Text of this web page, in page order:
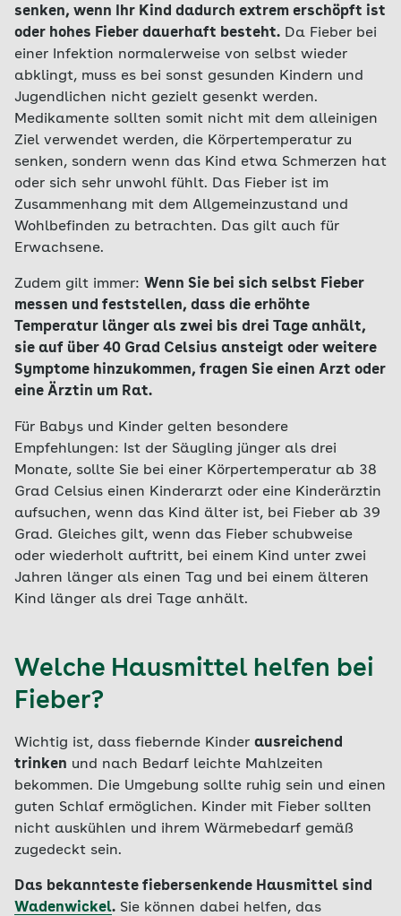
kommt, dass bei Säuglingen der Gehörgang sehr
eng ist. Grundsätzlich sollte man deshalb bei
Verdacht auf Fieber (zum Beispiel bei heißer
Stirn) trotz normaler Temperatur in der Messung
mit dem Ohrthermometer noch einmal eine
andere Methode nutzen, um die Temperatur zu
bestimmen.
tatsächlich erhöht ist. In einer Studie betrug der
Unterschied sogar bis zu zwei Grad Celsius. Wie
beim Ohrthermometer gilt deshalb: Es ist
ratsam, noch einmal eine andere Methode
anzuwenden.
senken, wenn Ihr Kind dadurch extrem erschöpft ist
oder hohes Fieber dauerhaft besteht. Da Fieber bei
einer Infektion normalerweise von selbst wieder
abklingt, muss es bei sonst gesunden Kindern und
Jugendlichen nicht gezielt gesenkt werden.
Medikamente sollten somit nicht mit dem alleinigen
Ziel verwendet werden, die Körpertemperatur zu
senken, sondern wenn das Kind etwa Schmerzen hat
oder sich sehr unwohl fühlt. Das Fieber ist im
Zusammenhang mit dem Allgemeinzustand und
Wohlbefinden zu betrachten. Das gilt auch für
Erwachsene.
Zudem gilt immer: Wenn Sie bei sich selbst Fieber
messen und feststellen, dass die erhöhte
Temperatur länger als zwei bis drei Tage anhält,
sie auf über 40 Grad Celsius ansteigt oder weitere
Symptome hinzukommen, fragen Sie einen Arzt oder
eine Ärztin um Rat.
Für Babys und Kinder gelten besondere
Empfehlungen: Ist der Säugling jünger als drei
Monate, sollte Sie bei einer Körpertemperatur ab 38
Grad Celsius einen Kinderarzt oder eine Kinderärztin
aufsuchen, wenn das Kind älter ist, bei Fieber ab 39
Grad. Gleiches gilt, wenn das Fieber schubweise
oder wiederholt auftritt, bei einem Kind unter zwei
Jahren länger als einen Tag und bei einem älteren
Kind länger als drei Tage anhält.
Welche Hausmittel helfen bei
Fieber?
Wichtig ist, dass fiebernde Kinder ausreichend
trinken und nach Bedarf leichte Mahlzeiten
bekommen. Die Umgebung sollte ruhig sein und einen
guten Schlaf ermöglichen. Kinder mit Fieber sollten
nicht auskühlen und ihrem Wärmebedarf gemäß
zugedeckt sein.
Das bekannteste fiebersenkende Hausmittel sind
Wadenwickel. Sie können dabei helfen, das